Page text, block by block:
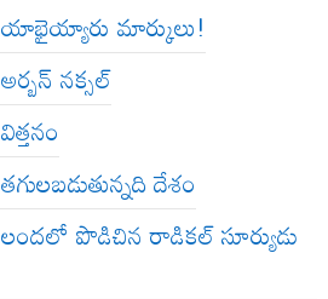
యాభైయ్యారు మార్కులు!
అర్బన్ నక్సల్
విత్తనం
తగులబడుతున్నది దేశం
లందలో పొడిచిన రాడికల్ సూర్యుడు